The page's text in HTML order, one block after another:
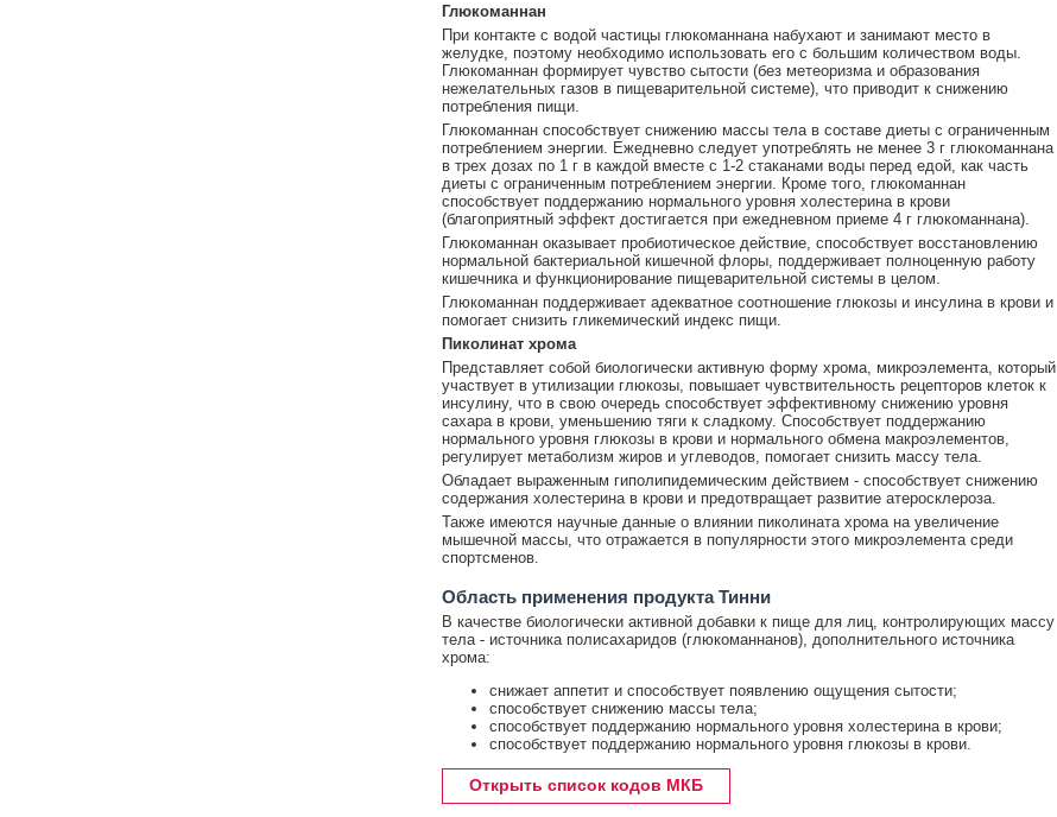
Глюкоманнан
При контакте с водой частицы глюкоманнана набухают и занимают место в
желудке, поэтому необходимо использовать его с большим количеством воды.
Глюкоманнан формирует чувство сытости (без метеоризма и образования
нежелательных газов в пищеварительной системе), что приводит к снижению
потребления пищи.
Глюкоманнан способствует снижению массы тела в составе диеты с ограниченным
потреблением энергии. Ежедневно следует употреблять не менее 3 г глюкоманнана
в трех дозах по 1 г в каждой вместе с 1-2 стаканами воды перед едой, как часть
диеты с ограниченным потреблением энергии. Кроме того, глюкоманнан
способствует поддержанию нормального уровня холестерина в крови
(благоприятный эффект достигается при ежедневном приеме 4 г глюкоманнана).
Глюкоманнан оказывает пробиотическое действие, способствует восстановлению
нормальной бактериальной кишечной флоры, поддерживает полноценную работу
кишечника и функционирование пищеварительной системы в целом.
Глюкоманнан поддерживает адекватное соотношение глюкозы и инсулина в крови и
помогает снизить гликемический индекс пищи.
Пиколинат хрома
Представляет собой биологически активную форму хрома, микроэлемента, который
участвует в утилизации глюкозы, повышает чувствительность рецепторов клеток к
инсулину, что в свою очередь способствует эффективному снижению уровня
сахара в крови, уменьшению тяги к сладкому. Способствует поддержанию
нормального уровня глюкозы в крови и нормального обмена макроэлементов,
регулирует метаболизм жиров и углеводов, помогает снизить массу тела.
Обладает выраженным гиполипидемическим действием - способствует снижению
содержания холестерина в крови и предотвращает развитие атеросклероза.
Также имеются научные данные о влиянии пиколината хрома на увеличение
мышечной массы, что отражается в популярности этого микроэлемента среди
спортсменов.
Область применения продукта Тинни
В качестве биологически активной добавки к пище для лиц, контролирующих массу
тела - источника полисахаридов (глюкоманнанов), дополнительного источника
хрома:
снижает аппетит и способствует появлению ощущения сытости;
способствует снижению массы тела;
способствует поддержанию нормального уровня холестерина в крови;
способствует поддержанию нормального уровня глюкозы в крови.
Открыть список кодов МКБ